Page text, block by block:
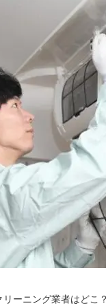
リーニング業者はどこ